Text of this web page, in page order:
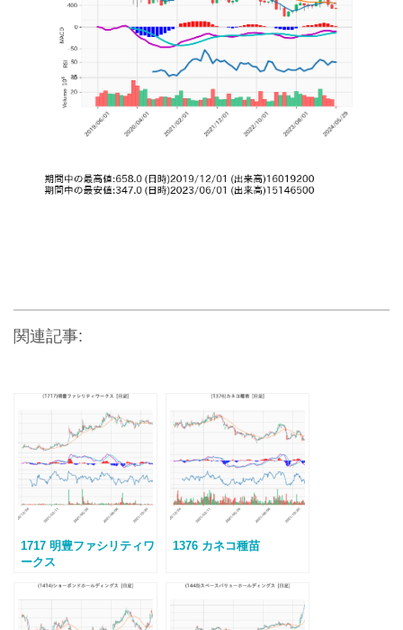
関連記事:
1717 明豊ファシリティワ
ークス
1376 カネコ種苗